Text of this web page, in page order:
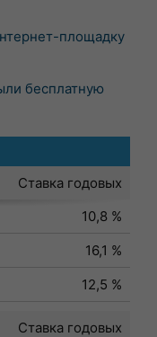
площадку
бесплатную
Ставка годовых
10,8 %
16,1 %
12,5 %
Ставка годовых